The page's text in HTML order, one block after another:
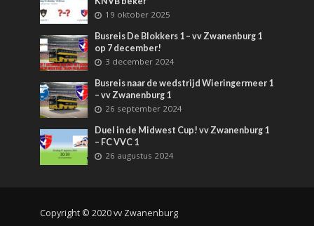
19 oktober 2025
Busreis De Blokkers 1 – vv Zwanenburg 1
op 7 december!
3 december 2024
Busreis naar de wedstrijd Wieringermeer 1
– vv Zwanenburg 1
26 september 2024
Duel in de Midwest Cup! vv Zwanenburg 1
– FC VVC 1
26 augustus 2024
Copyright © 2020 vv Zwanenburg